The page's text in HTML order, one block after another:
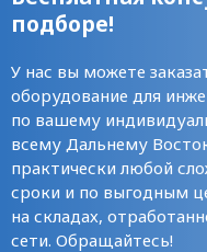
подборе!
У нас вы можете
оборудование для
по вашему
всему Дальнему
практически любой
сроки и по выгодным
на складах,
сети. Обращайтесь!